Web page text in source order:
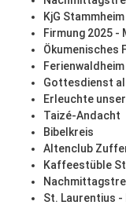
KjG
Firmung 2025 -
Ökumenisches
Gottesdienst
Erleuchte
Taizé-Andacht
Bibelkreis
Altenclub
Kaffeestüble
St. Laurentius -